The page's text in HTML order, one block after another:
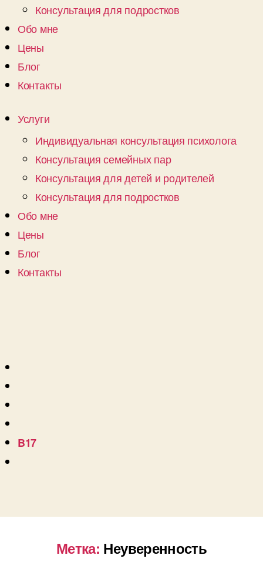
Консультация для подростков
Обо мне
Цены
Блог
Контакты
Услуги
Индивидуальная консультация психолога
Консультация семейных пар
Консультация для детей и родителей
Консультация для подростков
Обо мне
Цены
Блог
Контакты
B17
Метка: Неуверенность